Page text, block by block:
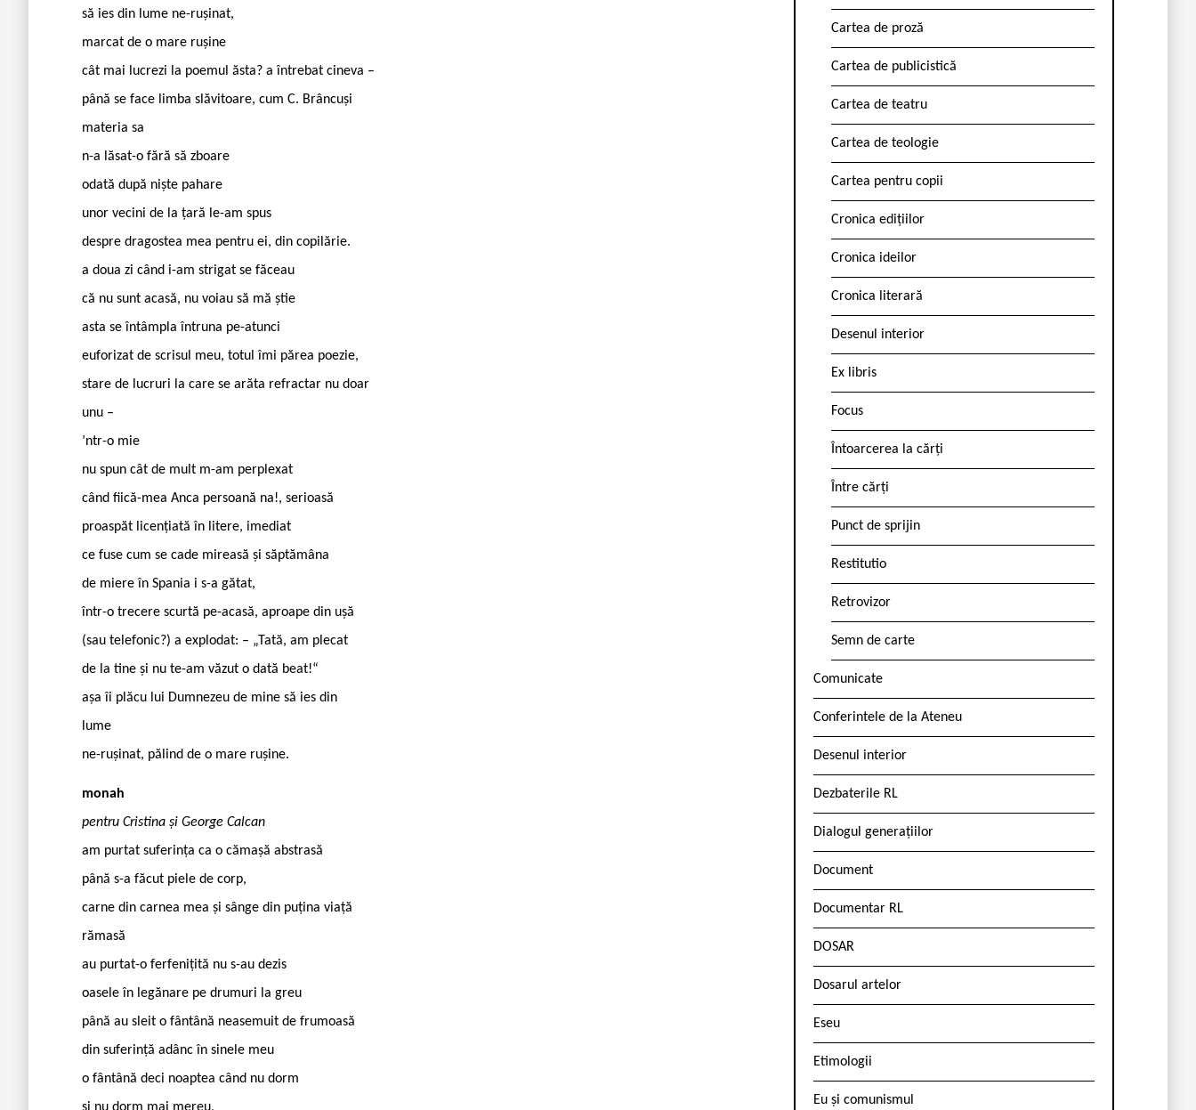
să ies din lume ne-rușinat,
marcat de o mare rușine
cât mai lucrezi la poemul ăsta? a întrebat cineva –
până se face limba slăvitoare, cum C. Brâncuși
materia sa
n-a lăsat-o fără să zboare
odată după niște pahare
unor vecini de la țară le-am spus
despre dragostea mea pentru ei, din copilărie.
a doua zi când i-am strigat se făceau
că nu sunt acasă, nu voiau să mă știe
asta se întâmpla întruna pe-atunci
euforizat de scrisul meu, totul îmi părea poezie,
stare de lucruri la care se arăta refractar nu doar
unu –
’ntr-o mie
nu spun cât de mult m-am perplexat
când fiică-mea Anca persoană na!, serioasă
proaspăt licențiată în litere, imediat
ce fuse cum se cade mireasă și săptămâna
de miere în Spania i s-a gătat,
într-o trecere scurtă pe-acasă, aproape din ușă
(sau telefonic?) a explodat: – „Tată, am plecat
de la tine și nu te-am văzut o dată beat!“
așa îi plăcu lui Dumnezeu de mine să ies din
lume
ne-rușinat, pălind de o mare rușine.
monah
pentru Cristina și George Calcan
am purtat suferința ca o cămașă abstrasă
până s-a făcut piele de corp,
carne din carnea mea și sânge din puțina viață
rămasă
au purtat-o ferfenițită nu s-au dezis
oasele în legănare pe drumuri la greu
până au sleit o fântână neasemuit de frumoasă
din suferință adânc în sinele meu
o fântână deci noaptea când nu dorm
Cartea de proză
Cartea de publicistică
Cartea de teatru
Cartea de teologie
Cartea pentru copii
Cronica edițiilor
Cronica ideilor
Cronica literară
Desenul interior
Ex libris
Focus
Întoarcerea la cărți
Între cărți
Punct de sprijin
Restitutio
Retrovizor
Semn de carte
Comunicate
Conferintele de la Ateneu
Desenul interior
Dezbaterile RL
Dialogul generațiilor
Document
Documentar RL
DOSAR
Dosarul artelor
Eseu
Etimologii
Eu și comunismul